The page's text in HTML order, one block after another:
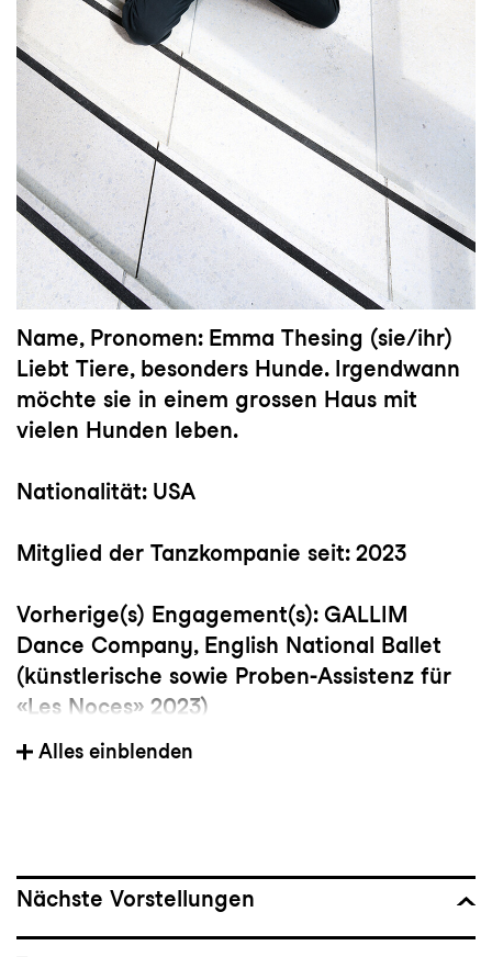
Name, Pronomen: Emma Thesing (sie/ihr)
Liebt Tiere, besonders Hunde. Irgendwann
möchte sie in einem grossen Haus mit
vielen Hunden leben.
Nationalität: USA
Mitglied der Tanzkompanie seit: 2023
Vorherige(s) Engagement(s): GALLIM
Dance Company, English National Ballet
(künstlerische sowie Proben-Assistenz für
«Les Noces» 2023)
Wichtige Choreograf:innen: Andrea Miller,
Alles einblenden
Nächste Vorstellungen